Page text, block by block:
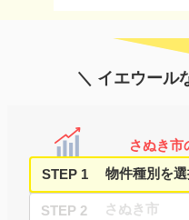
＼ イエウール
さぬき市
STEP 1
STEP 2